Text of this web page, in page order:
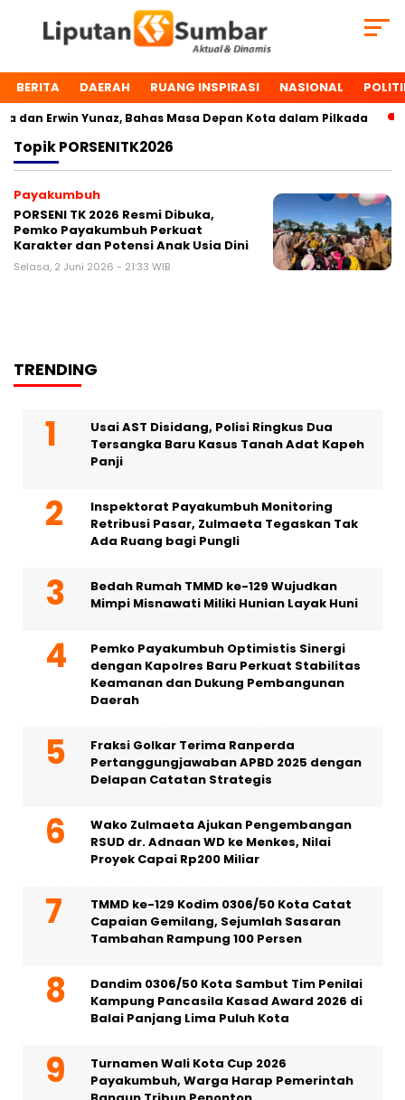
BERITA DAERAH RUANG INSPIRASI NASIONAL
Erwin Yunaz, Bahas Masa Depan Kota dalam Pilkada
TopikPORSENITK2026
Payakumbuh
PORSENI TK 2026 Resmi Dibuka,
Pemko Payakumbuh Perkuat
Karakter dan Potensi Anak Usia Dini
Selasa, 2 Juni 2026 - 21:33 WIB
TRENDING
Usai AST Disidang, Polisi Ringkus Dua
Tersangka Baru Kasus Tanah Adat Kapeh
Panji
Inspektorat Payakumbuh Monitoring
Retribusi Pasar, Zulmaeta Tegaskan Tak
Ada Ruang bagi Pungli
Bedah Rumah TMMD ke-129 Wujudkan
Mimpi Misnawati Miliki Hunian Layak Huni
Pemko Payakumbuh Optimistis Sinergi
dengan Kapolres Baru Perkuat Stabilitas
Keamanan dan Dukung Pembangunan
Daerah
Fraksi Golkar Terima Ranperda
Pertanggungjawaban APBD 2025 dengan
Delapan Catatan Strategis
Wako Zulmaeta Ajukan Pengembangan
RSUD dr. Adnaan WD ke Menkes, Nilai
Proyek Capai Rp200 Miliar
TMMD ke-129 Kodim 0306/50 Kota Catat
Capaian Gemilang, Sejumlah Sasaran
Tambahan Rampung 100 Persen
Dandim 0306/50 Kota Sambut Tim Penilai
Kampung Pancasila Kasad Award 2026 di
Balai Panjang Lima Puluh Kota
Turnamen Wali Kota Cup 2026
Payakumbuh, Warga Harap Pemerintah